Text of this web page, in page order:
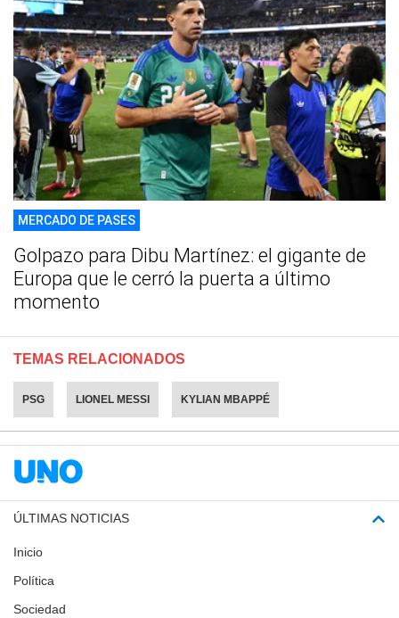
MERCADO DE PASES
Golpazo para Dibu Martínez: el gigante de
Europa que le cerró la puerta a último
momento
TEMAS RELACIONADOS
PSG LIONEL MESSI KYLIAN MBAPPÉ
ÚLTIMAS NOTICIAS
Inicio
Política
Sociedad